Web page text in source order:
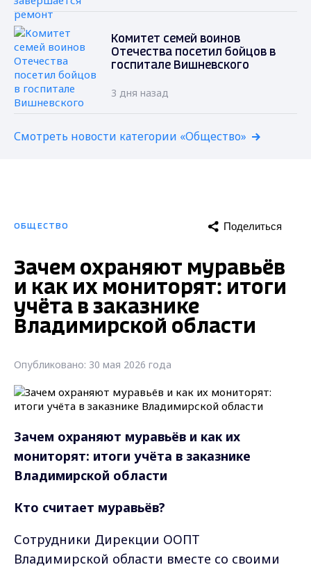
Комитет семей воинов
Отечества посетил бойцов в
госпитале Вишневского
3 дня назад
Смотреть новости категории «Общество»
ОБЩЕСТВО Поделиться
Зачем охраняют муравьёв
и как их мониторят: итоги
учёта в заказнике
Владимирской области
Опубликовано: 30 мая 2026 года
Зачем охраняют муравьёв и как их
мониторят: итоги учёта в заказнике
Владимирской области
Кто считает муравьёв?
Сотрудники Дирекции ООПТ
Владимирской области вместе со своими